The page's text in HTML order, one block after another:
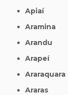
Apiaí
Aramina
Arandu
Arapeí
Araraquara
Araras